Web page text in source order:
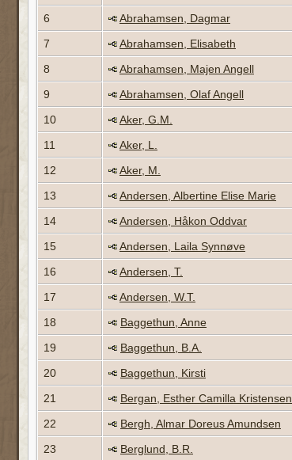
6
Abrahamsen, Dagmar
7
Abrahamsen, Elisabeth
8
Abrahamsen, Majen Angell
9
Abrahamsen, Olaf Angell
10
Aker, G.M.
11
Aker, L.
12
Aker, M.
13
Andersen, Albertine Elise Marie
14
Andersen, Håkon Oddvar
15
Andersen, Laila Synnøve
16
Andersen, T.
17
Andersen, W.T.
18
Baggethun, Anne
19
Baggethun, B.A.
20
Baggethun, Kirsti
21
Bergan, Esther Camilla Kristensen
22
Bergh, Almar Doreus Amundsen
23
Berglund, B.R.